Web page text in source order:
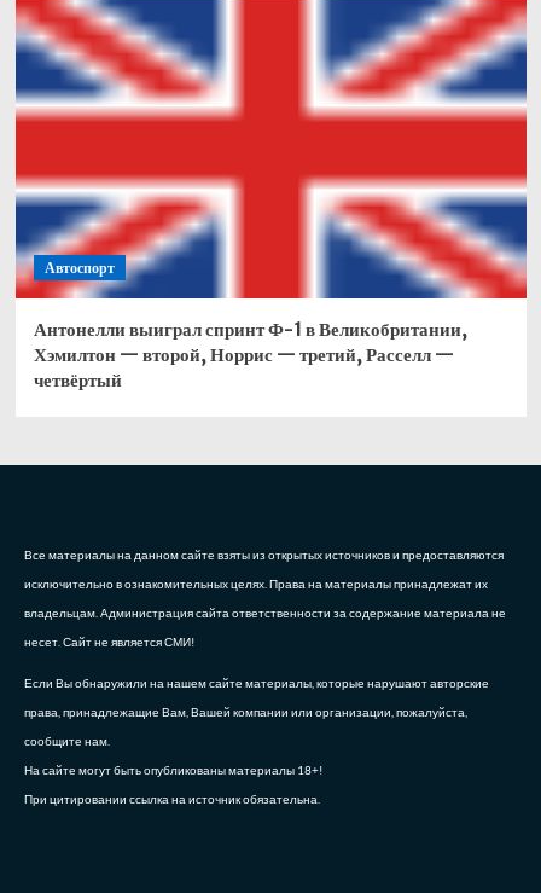
Автоспорт
Антонелли выиграл спринт Ф-1 в Великобритании,
Хэмилтон — второй, Норрис — третий, Расселл —
четвёртый
Все материалы на данном сайте взяты из открытых источников и предоставляются
исключительно в ознакомительных целях. Права на материалы принадлежат их
владельцам. Администрация сайта ответственности за содержание материала не
несет. Сайт не является СМИ!
Если Вы обнаружили на нашем сайте материалы, которые нарушают авторские
права, принадлежащие Вам, Вашей компании или организации, пожалуйста,
сообщите нам.
На сайте могут быть опубликованы материалы 18+!
При цитировании ссылка на источник обязательна.